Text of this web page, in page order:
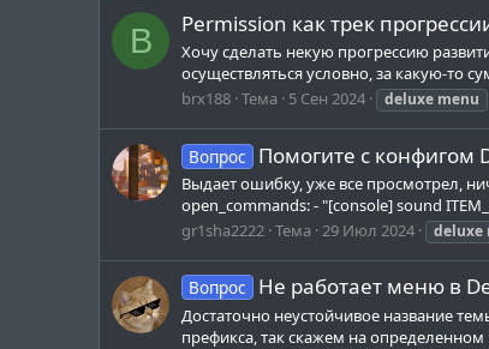
B Permission как трек
Хочу сделать некую прогрессию
осуществляться условно, за какую-то
brx188 Тема 5 Сен 2024 deluxe menu
Вопрос Помогите с конфигом
Выдает ошибку, уже все просмотрел,
open_commands: - "[console] sound
gr1sha2222 Тема 29 Июл 2024 deluxe
Вопрос Не работает меню в
Достаточно неустойчивое название
префикса, так скажем на